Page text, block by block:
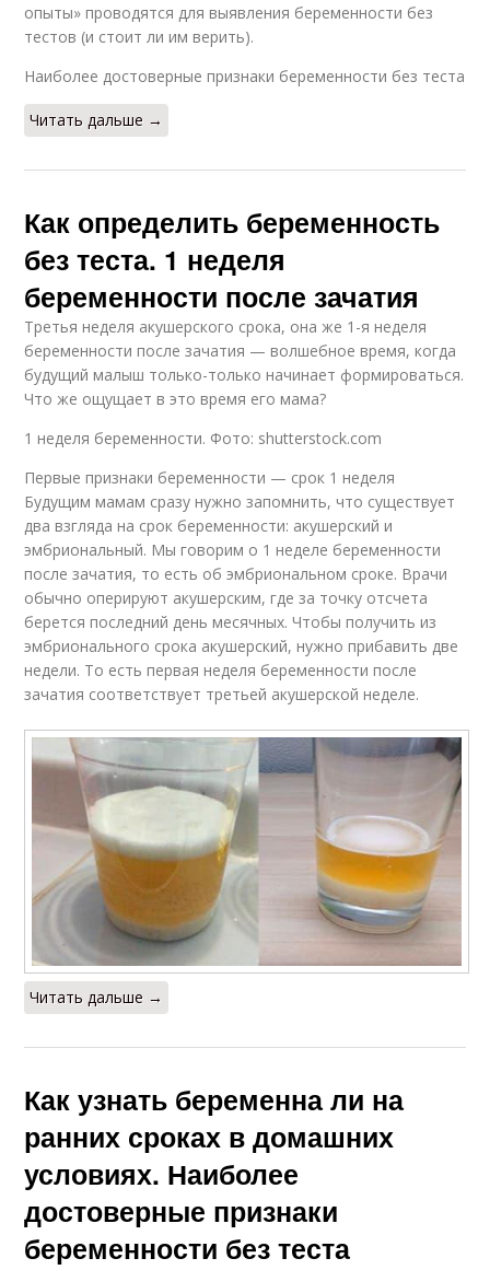
опыты» проводятся для выявления беременности без
тестов (и стоит ли им верить).
Наиболее достоверные признаки беременности без теста
Читать дальше →
Как определить беременность
без теста. 1 неделя
беременности после зачатия
Третья неделя акушерского срока, она же 1-я неделя
беременности после зачатия — волшебное время, когда
будущий малыш только-только начинает формироваться.
Что же ощущает в это время его мама?
1 неделя беременности. Фото: shutterstock.com
Первые признаки беременности — срок 1 неделя
Будущим мамам сразу нужно запомнить, что существует
два взгляда на срок беременности: акушерский и
эмбриональный. Мы говорим о 1 неделе беременности
после зачатия, то есть об эмбриональном сроке. Врачи
обычно оперируют акушерским, где за точку отсчета
берется последний день месячных. Чтобы получить из
эмбрионального срока акушерский, нужно прибавить две
недели. То есть первая неделя беременности после
зачатия соответствует третьей акушерской неделе.
Читать дальше →
Как узнать беременна ли на
ранних сроках в домашних
условиях. Наиболее
достоверные признаки
беременности без теста